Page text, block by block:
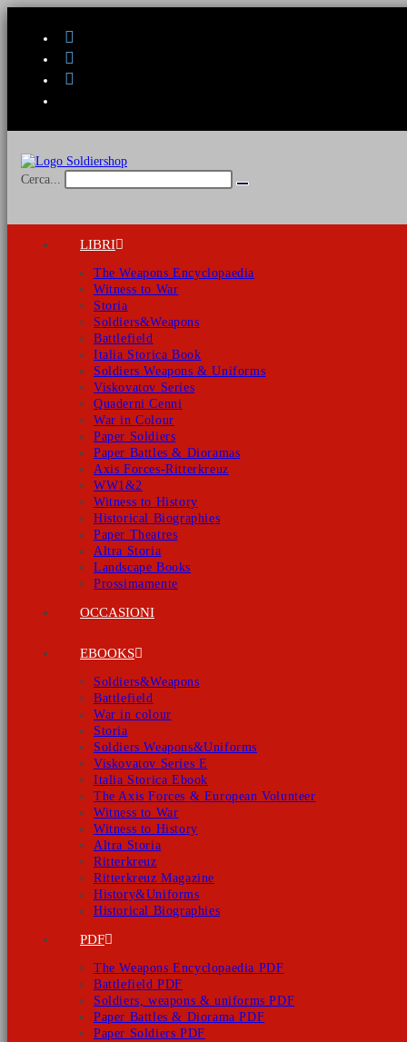
Cerca...
Invia
LIBRI
The Weapons Encyclopaedia
Witness to War
Storia
Soldiers&Weapons
Battlefield
Italia Storica Book
Soldiers Weapons & Uniforms
Viskovatov Series
Quaderni Cenni
War in Colour
Paper Soldiers
Paper Battles & Dioramas
Axis Forces-Ritterkreuz
WW1&2
Witness to History
Historical Biographies
Paper Theatres
Altra Storia
Landscape Books
Prossimamente
OCCASIONI
EBOOKS
Soldiers&Weapons
Battlefield
War in colour
Storia
Soldiers Weapons&Uniforms
Viskovatov Series E
Italia Storica Ebook
The Axis Forces & European Volunteer
Witness to War
Witness to History
Altra Storia
Ritterkreuz
Ritterkreuz Magazine
History&Uniforms
Historical Biographies
PDF
The Weapons Encyclopaedia PDF
Battlefield PDF
Soldiers, weapons & uniforms PDF
Paper Battles & Diorama PDF
Paper Soldiers PDF